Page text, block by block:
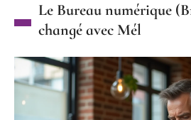
Le Bureau numérique
changé avec Mél